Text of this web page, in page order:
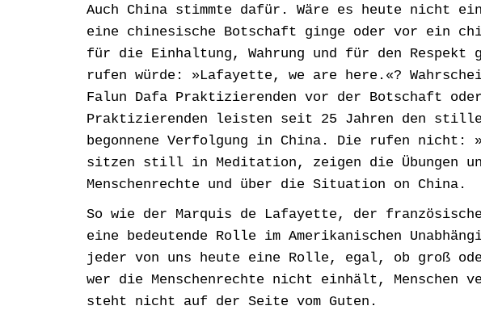
Auch China stimmte dafür. Wäre es heute nicht
eine chinesische Botschaft ginge oder vor ein
für die Einhaltung, Wahrung und für den Respekt
rufen würde: »Lafayette, we are here.«?
Falun Dafa Praktizierenden vor der Botschaft
Praktizierenden leisten seit 25 Jahren den
begonnene Verfolgung in China. Die rufen nicht:
sitzen still in Meditation, zeigen die Übungen
Menschenrechte und über die Situation on China.
So wie der Marquis de Lafayette, der
eine bedeutende Rolle im Amerikanischen
jeder von uns heute eine Rolle, egal, ob groß
wer die Menschenrechte nicht einhält,
steht nicht auf der Seite vom Guten.